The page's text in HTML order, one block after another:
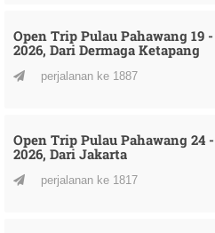
Open Trip Pulau Pahawang 19
2026, Dari Dermaga Ketapang
perjalanan ke 1887
Open Trip Pulau Pahawang 24
2026, Dari Jakarta
perjalanan ke 1817